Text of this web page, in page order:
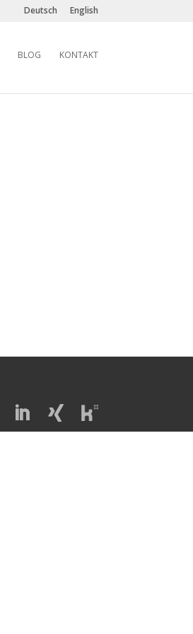
Deutsch English
BLOG KONTAKT